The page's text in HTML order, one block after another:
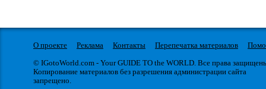
О проекте Реклама Контакты Перепечатка материалов
© IGotoWorld.com - Your GUIDE TO the WORLD. Все права
Копирование материалов без разрешения администрации сайта
запрещено.